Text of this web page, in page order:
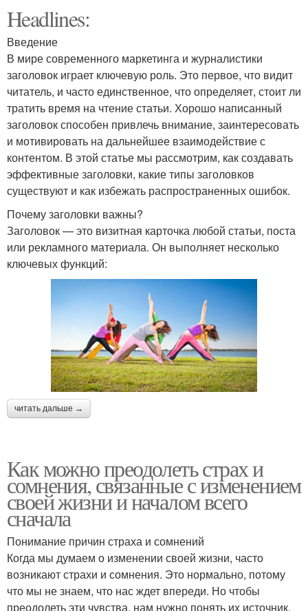
Headlines:
Введение
В мире современного маркетинга и журналистики
заголовок играет ключевую роль. Это первое, что видит
читатель, и часто единственное, что определяет, стоит ли
тратить время на чтение статьи. Хорошо написанный
заголовок способен привлечь внимание, заинтересовать
и мотивировать на дальнейшее взаимодействие с
контентом. В этой статье мы рассмотрим, как создавать
эффективные заголовки, какие типы заголовков
существуют и как избежать распространенных ошибок.
Почему заголовки важны?
Заголовок — это визитная карточка любой статьи, поста
или рекламного материала. Он выполняет несколько
ключевых функций:
читать дальше →
Как можно преодолеть страх и
сомнения, связанные с изменением
своей жизни и началом всего
сначала
Понимание причин страха и сомнений
Когда мы думаем о изменении своей жизни, часто
возникают страхи и сомнения. Это нормально, потому
что мы не знаем, что нас ждет впереди. Но чтобы
преодолеть эти чувства, нам нужно понять их источник.